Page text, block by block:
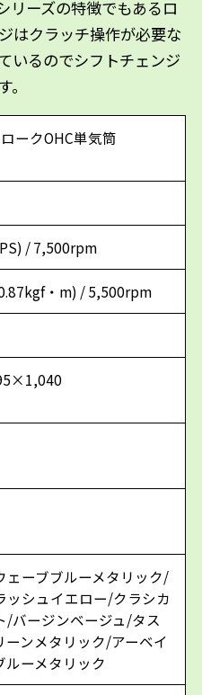
リーズの特徴でもあるロ
はクラッチ操作が必要な
いるのでシフトチェンジ
ークOHC単気筒
/ 7,500rpm
・m) / 5,500rpm
ェーブブルーメタリック/
ッシュイエロー/クラシカ
/バージンベージュ/タス
ーンメタリック/アーベイ
ルーメタリック